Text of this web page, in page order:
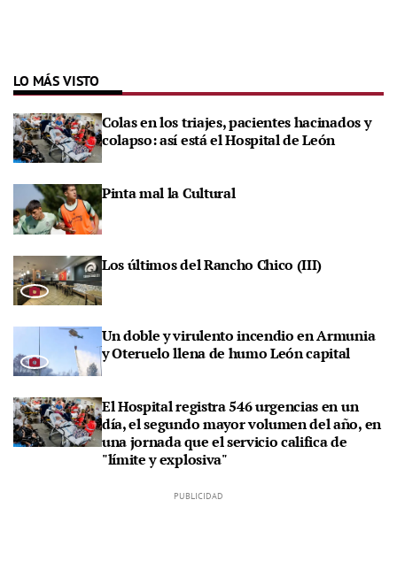
LO MÁS VISTO
Colas en los triajes, pacientes hacinados y
colapso: así está el Hospital de León
Pinta mal la Cultural
Los últimos del Rancho Chico (III)
Un doble y virulento incendio en Armunia
y Oteruelo llena de humo León capital
El Hospital registra 546 urgencias en un
día, el segundo mayor volumen del año, en
una jornada que el servicio califica de
"límite y explosiva"